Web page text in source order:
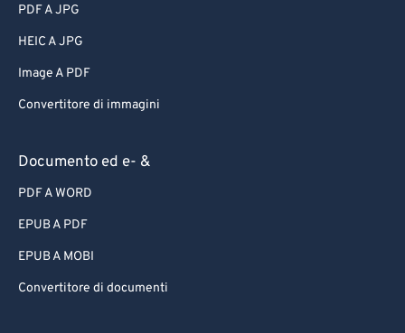
PDF A JPG
HEIC A JPG
Image A PDF
Convertitore di immagini
Documento ed e- &
PDF A WORD
EPUB A PDF
EPUB A MOBI
Convertitore di documenti